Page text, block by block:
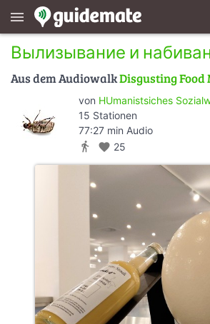
menu
Вылизывание и
Aus dem AudiowalkDisgusting
von HUmanistsiches
15 Stationen
77:27 min Audio
directions_walk favorite 25